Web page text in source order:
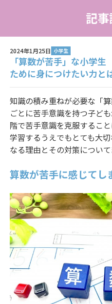
法人様
記
2024年1月25日 小学生
「算数が苦手」な小学
ために身につけたい力と
知識の積み重ねが必要な「
ごとに苦手意識を持つ子ど
階で苦手意識を克服するこ
学習するうえでもとても大
なる理由とその対策について
算数が苦手に感じてし